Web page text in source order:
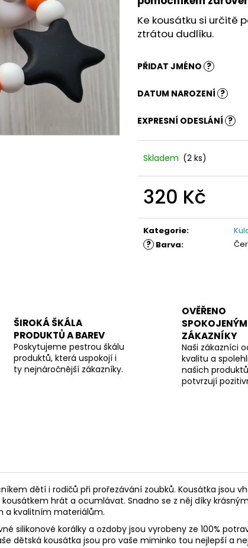
Ke kousátku si určitě
ztrátou dudlíku.
PŘIDAT JMÉNO ?
DATUM NAROZENÍ ?
EXPRESNÍ ODESLÁNÍ ?
Skladem (2 ks)
320 Kč
cena:
Kategorie:
? Barva:
ŠIROKÁ ŠKÁLA
PRODUKTŮ A BAREV
Poskytujeme pestrou škálu
produktů, která uspokojí i
ty nejnáročnější zákazníky.
OVĚŘENO
ZÁKAZNÍKY
Naši zákazníci
kvalitu a
našich
potvrzují
dětí i rodičů při prořezávání zoubků. Kousátka jsou
hrát a ocumlávat. Snadno se z něj díky
a kvalitním materiálům.
silikonové korálky a ozdoby jsou vyrobeny ze 100%
dětská kousátka jsou pro vaše miminko tou nejlepší a